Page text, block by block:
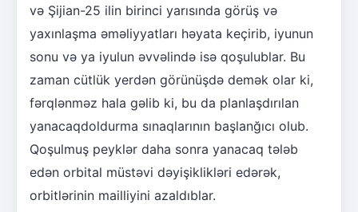
və Şijian-25 ilin birinci yarısında görüş və
yaxınlaşma əməliyyatları həyata keçirib, iyunun
sonu və ya iyulun əvvəlində isə qoşulublar. Bu
zaman cütlük yerdən görünüşdə demək olar ki,
fərqlənməz hala gəlib ki, bu da planlaşdırılan
yanacaqdoldurma sınaqlarının başlanğıcı olub.
Qoşulmuş peyklər daha sonra yanacaq tələb
edən orbital müstəvi dəyişiklikləri edərək,
orbitlərinin mailliyini azaldıblar.